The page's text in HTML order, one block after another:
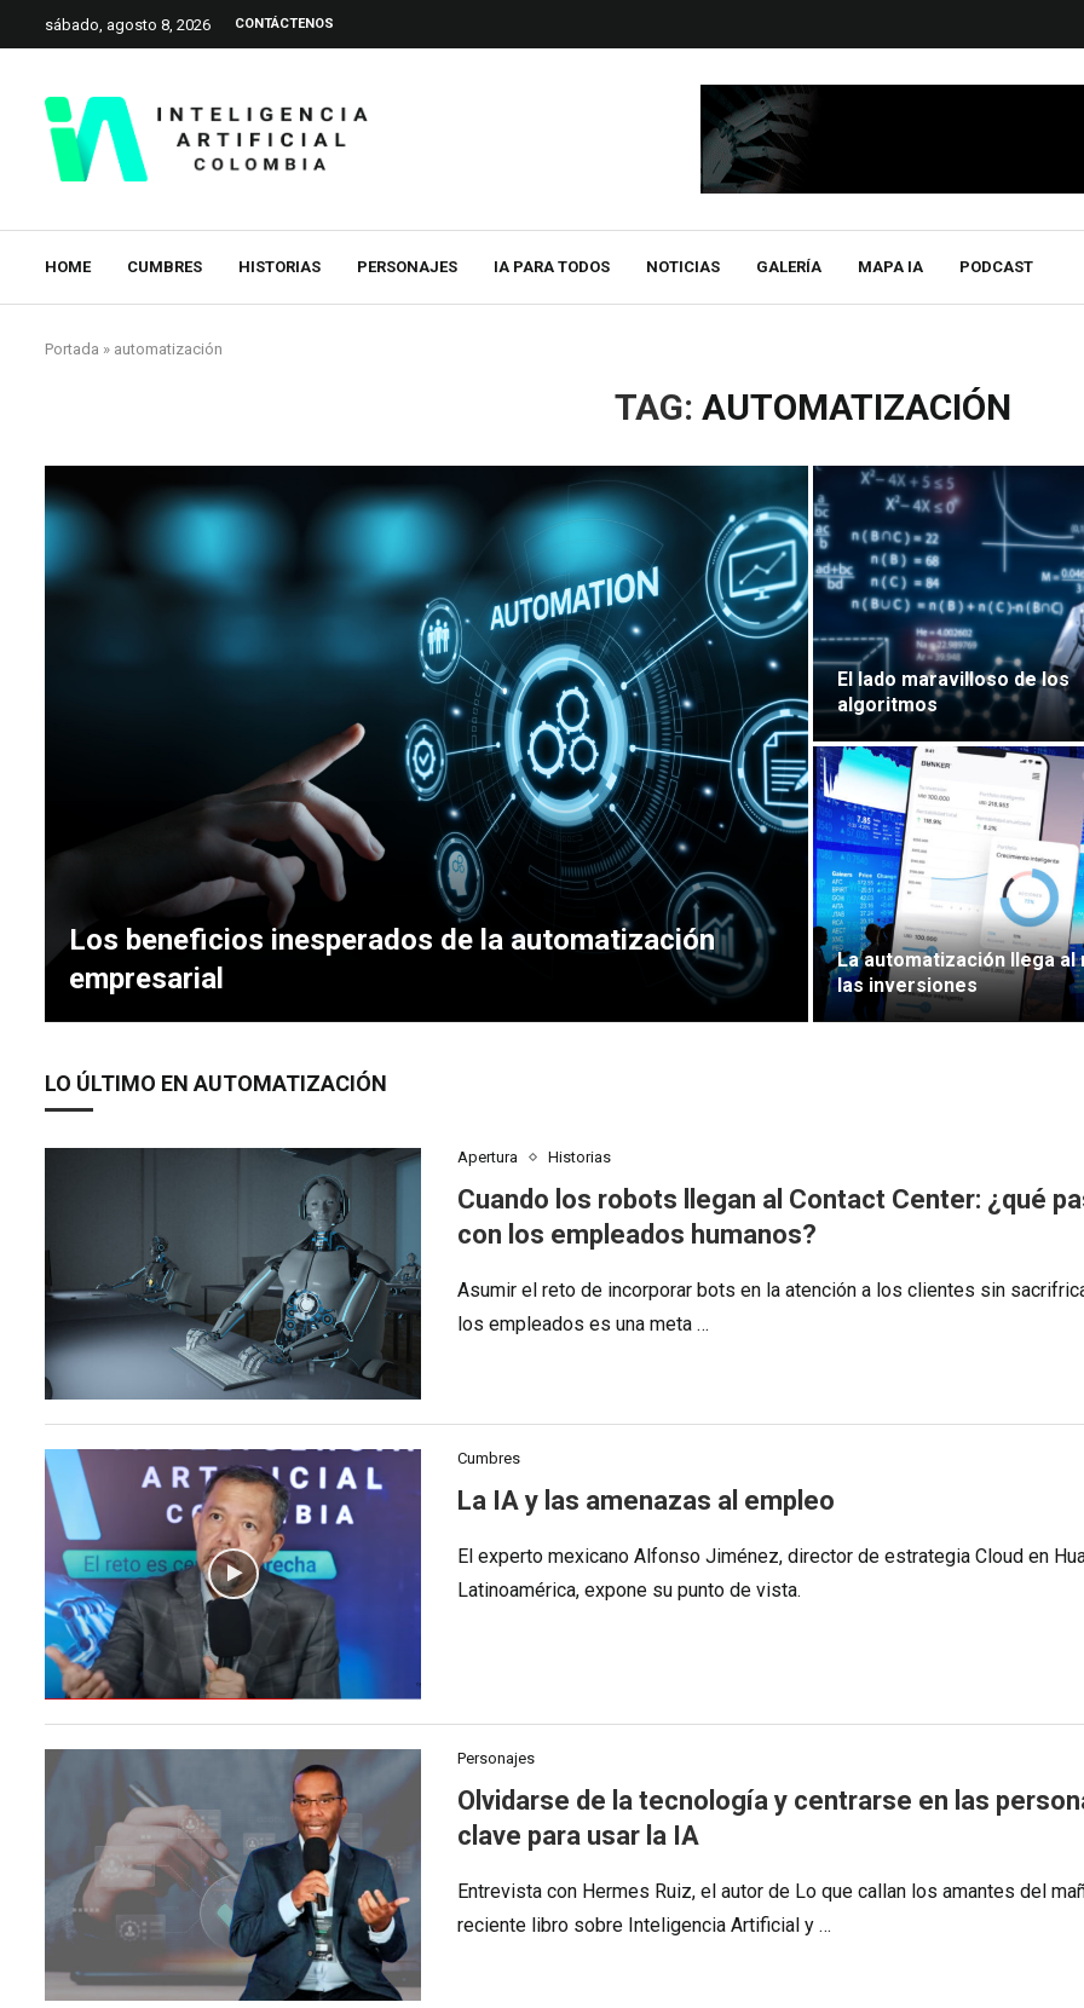
sábado, agosto 8, 2026 CONTÁCTENOS
HOME CUMBRES HISTORIAS PERSONAJES IA PARA TODOS NOTICIAS GALERÍA MAPA IA PODCAST
Portada » automatización
TAG: AUTOMATIZACIÓN
Los beneficios inesperados de la automatización
empresarial
El lado maravilloso de los
algoritmos
La automatización llega al
las inversiones
LO ÚLTIMO EN AUTOMATIZACIÓN
Apertura Historias
Cuando los robots llegan al Contact Center: ¿qué
con los empleados humanos?
Asumir el reto de incorporar bots en la atención a los clientes sin
los empleados es una meta …
Cumbres
La IA y las amenazas al empleo
El experto mexicano Alfonso Jiménez, director de estrategia Cloud en
Latinoamérica, expone su punto de vista.
Personajes
Olvidarse de la tecnología y centrarse en las
clave para usar la IA
Entrevista con Hermes Ruiz, el autor de Lo que callan los amantes del
reciente libro sobre Inteligencia Artificial y …